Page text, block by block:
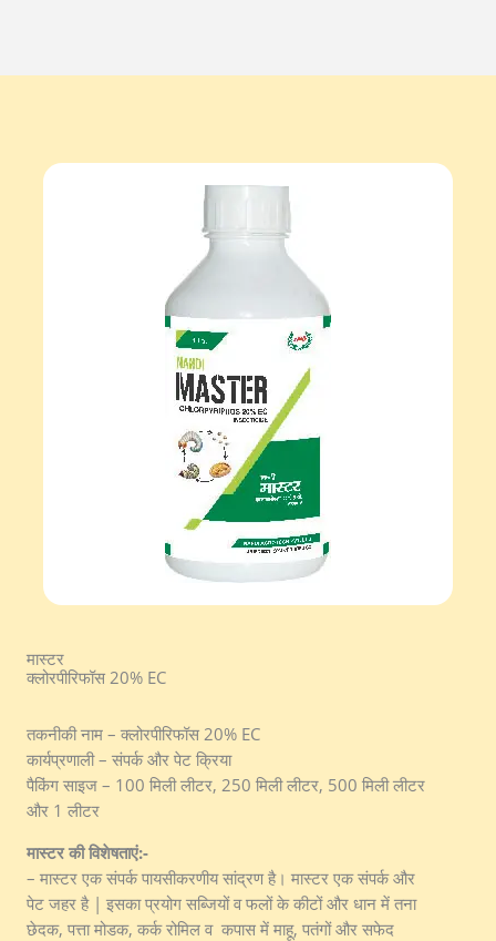
मास्टर
क्लोरपीरिफॉस 20% EC
तकनीकी नाम – क्लोरपीरिफॉस 20% EC
कार्यप्रणाली – संपर्क और पेट क्रिया
पैकिंग साइज – 100 मिली लीटर, 250 मिली लीटर, 500 मिली लीटर
और 1 लीटर
मास्टर की विशेषताएं:-
– मास्टर एक संपर्क पायसीकरणीय सांद्रण है। मास्टर एक संपर्क और
पेट जहर है | इसका प्रयोग सब्जियों व फलों के कीटों और धान में तना
छेदक, पत्ता मोडक, कर्क रोमिल व कपास में माहू, पतंगों और सफेद